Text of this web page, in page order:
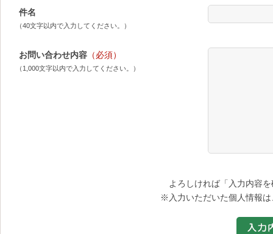
件名
（40文字以内で入力してください。）
お問い合わせ内容 （必須）
（1,000文字以内で入力してください。）
よろしければ「入力内容
※入力いただいた個人情報